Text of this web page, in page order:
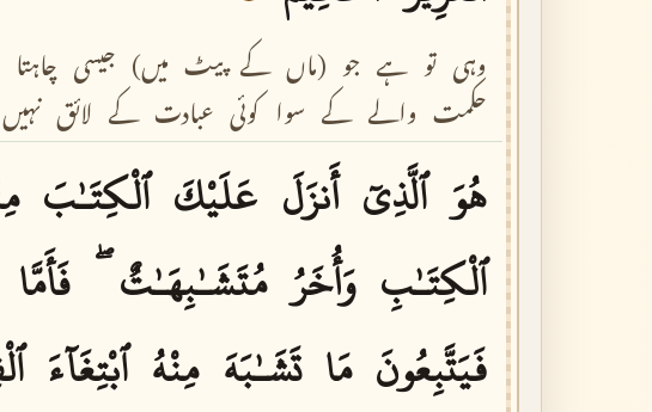
وہی تو ہے جو (ماں کے پیٹ میں) جیسی چاہتا
حکمت والے کے سوا کوئی عبادت کے لائق نہیں
هُوَ ٱلَّذِىٓ أَنزَلَ عَلَيْكَ ٱلْكِتَـٰبَ
ٱلْكِتَـٰبِ وَأُخَرُ مُتَشَـٰبِهَـٰتٌ فَأَمَّا
فَيَتَّبِعُونَ مَا تَشَـٰبَهَ مِنْهُ ٱبْتِغَآءَ